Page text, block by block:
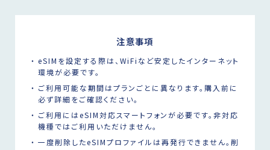
注意事項
eSIMを設定する際は、WiFiなど安定したインターネット
環境が必要です。
ご利用可能な期間はプランごとに異なります。購入前に
必ず詳細をご確認ください。
ご利用にはeSIM対応スマートフォンが必要です。非対応
機種ではご利用いただけません。
一度削除したeSIMプロファイルは再発行できません。削